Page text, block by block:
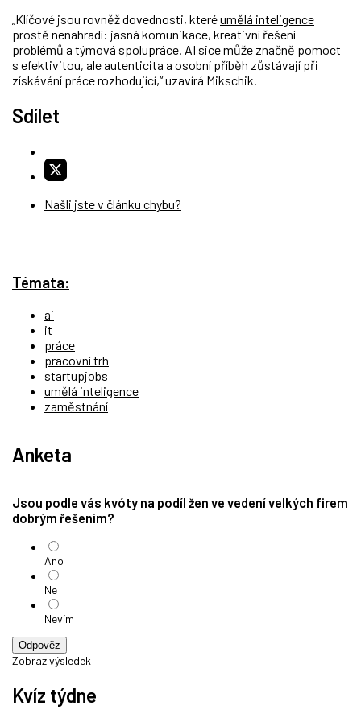
„Klíčové jsou rovněž dovednosti, kteréumělá inteligence
prostě nenahradí: jasná komunikace, kreativní řešení
problémů a týmová spolupráce. AI sice může značně pomoct
s efektivitou, ale autenticita a osobní příběh zůstávají při
získávání práce rozhodující,“ uzavírá Mikschik.
Sdílet
Našli jste v článku chybu?
Témata:
ai
it
práce
pracovní trh
startupjobs
umělá inteligence
zaměstnání
Anketa
Jsou podle vás kvóty na podíl žen ve vedení velkých firem
dobrým řešením?
Ano
Ne
Nevím
Odpověz
Zobraz výsledek
Kvíz týdne